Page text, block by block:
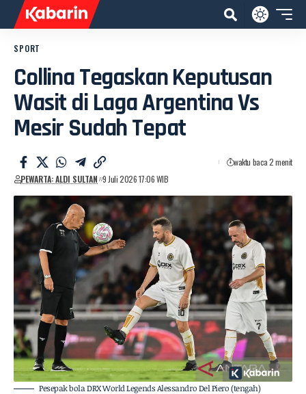
SPORT
Collina Tegaskan Keputusan
Wasit di Laga Argentina Vs
Mesir Sudah Tepat
PEWARTA: ALDI SULTAN 9 Juli 2026 17:06 WIB
waktu baca 2 menit
Pesepak bola DRX World Legends Alessandro Del Piero (tengah)